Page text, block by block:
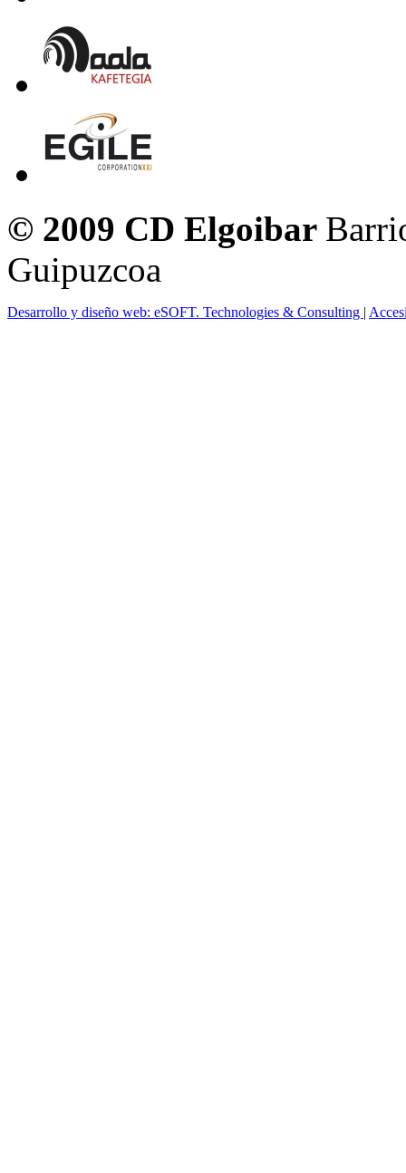
© 2009 CD Elgoibar
Guipuzcoa
Desarrollo y diseño web: eSOFT. Technologies & Consulting |